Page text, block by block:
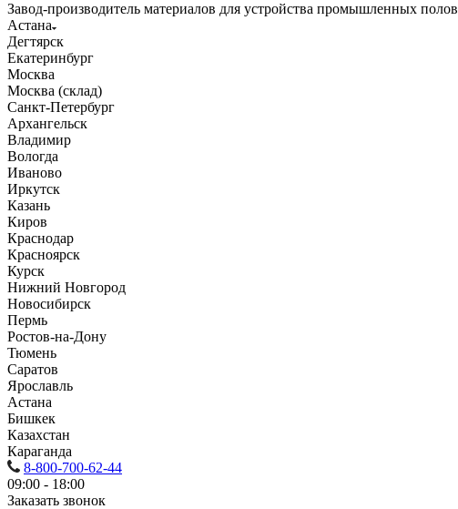
Завод-производитель материалов для устройства промышленных полов
Астана
Дегтярск
Екатеринбург
Москва
Москва (склад)
Санкт-Петербург
Архангельск
Владимир
Вологда
Иваново
Иркутск
Казань
Киров
Краснодар
Красноярск
Курск
Нижний Новгород
Новосибирск
Пермь
Ростов-на-Дону
Тюмень
Саратов
Ярославль
Астана
Бишкек
Казахстан
Караганда
8-800-700-62-44
09:00 - 18:00
Заказать звонок